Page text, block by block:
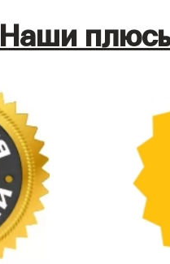
Наши